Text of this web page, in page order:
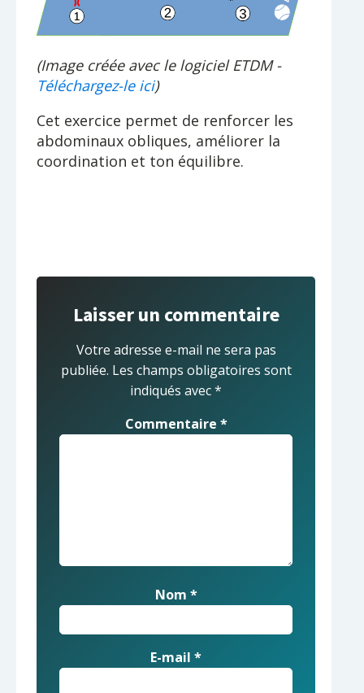
(Image créée avec le logiciel ETDM -
Téléchargez-le ici)
Cet exercice permet de renforcer les
abdominaux obliques, améliorer la
coordination et ton équilibre.
Laisser un commentaire
Votre adresse e-mail ne sera pas
publiée. Les champs obligatoires sont
indiqués avec*
Commentaire *
Nom *
E-mail *